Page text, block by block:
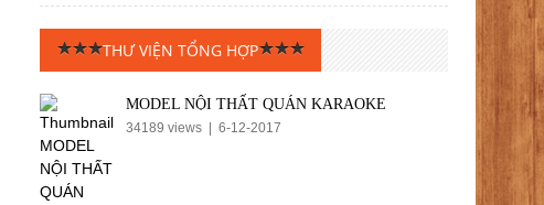
THƯ VIỆN TỔNG HỢP
MODEL NỘI THẤT QUÁN KARAOKE
34189 views | 6-12-2017